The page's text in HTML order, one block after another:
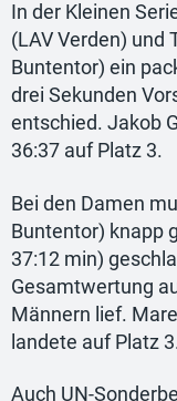
In der Kleinen
(LAV Verden) und
Buntentor) ein
drei Sekunden
entschied. Jakob
36:37 auf Platz 3.
Bei den Damen
Buntentor) knapp
37:12 min)
Gesamtwertung
Männern lief.
landete auf Platz
Auch UN-